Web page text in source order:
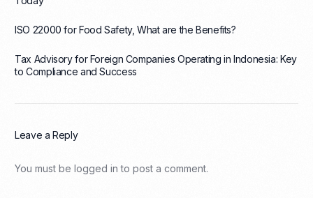
ISO 22000 for Food Safety, What are the Benefits?
Tax Advisory for Foreign Companies Operating in Indonesia: Key
to Compliance and Success
Leave a Reply
You must belogged in to post a comment.